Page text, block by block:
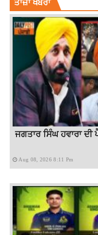
ਜਗਤਾਰ ਸਿੰਘ ਹਵਾਰਾ
Aug 08, 2026 8:11 Pm